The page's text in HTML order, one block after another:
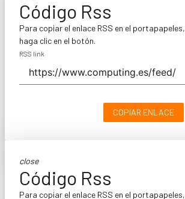
Código Rss
Para copiar el enlace RSS en el portapapeles,
haga clic en el botón.
RSS link
COPIAR ENLACE
close
Código Rss
Para copiar el enlace RSS en el portapapeles,